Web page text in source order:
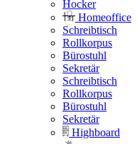
Hocker
Homeoffice
Schreibtisch
Rollkorpus
Bürostuhl
Sekretär
Schreibtisch
Rollkorpus
Bürostuhl
Sekretär
Highboard